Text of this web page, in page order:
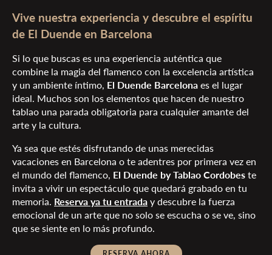
Vive nuestra experiencia y descubre el espíritu
de El Duende en Barcelona
Si lo que buscas es una experiencia auténtica que
combine la magia del flamenco con la excelencia artística
y un ambiente íntimo, El Duende Barcelonaes el lugar
ideal. Muchos son los elementos que hacen de nuestro
tablao una parada obligatoria para cualquier amante del
arte y la cultura.
Ya sea que estés disfrutando de unas merecidas
vacaciones en Barcelona o te adentres por primera vez en
el mundo del flamenco, El Duende by Tablao Cordobeste
invita a vivir un espectáculo que quedará grabado en tu
memoria. Reserva ya tu entraday descubre la fuerza
emocional de un arte que no solo se escucha o se ve, sino
que se siente en lo más profundo.